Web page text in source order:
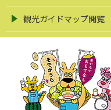
観光ガイドマップ閲覧